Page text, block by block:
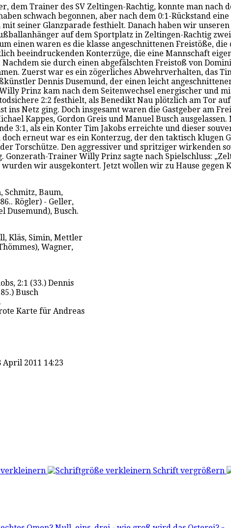
dem Trainer des SV Zeltingen-Rachtig, konnte man nach
schwach begonnen, aber nach dem 0:1-Rückstand
seiner Glanzparade festhielt. Danach haben wir
auf dem Sportplatz in Zeltingen-Rachtig
einen waren es die klasse angeschnittenen Freistöße,
beeindruckenden Konterzüge, die eine Mannschaft
sie durch einen abgefälschten Freistoß von
Zuerst war es ein zögerliches Abwehrverhalten, das
Dennis Dusemund, der einen leicht
Prinz kam nach dem Seitenwechsel energischer und
2:2 festhielt, als Benedikt Nau plötzlich am Tor
ins Netz ging. Doch insgesamt waren die Gastgeber am
Kappes, Gordon Greis und Manuel Busch
3:1, als ein Konter Tim Jakobs erreichte und dieser
doch erneut war es ein Konterzug, der den taktisch klugen
Torschütze. Den aggressiver und spritziger wirkenden
Gonzerath-Trainer Willy Prinz sagte nach Spielschluss:
wir ausgekontert. Jetzt wollen wir zu Hause gegen
Schmitz, Baum,
Rögler) - Geller,
Dusemund), Busch.
Kläs, Simin, Mettler
Wagner,
2:1 (33.) Dennis
Busch
Karte für Andreas
2011 14:23
Schrift vergrößern